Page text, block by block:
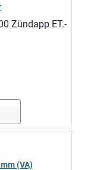
Zündapp ET.-
(VA)